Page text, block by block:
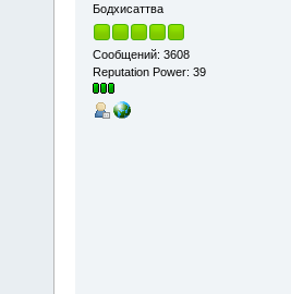
Бодхисаттва
Сообщений: 3608
Reputation Power: 39